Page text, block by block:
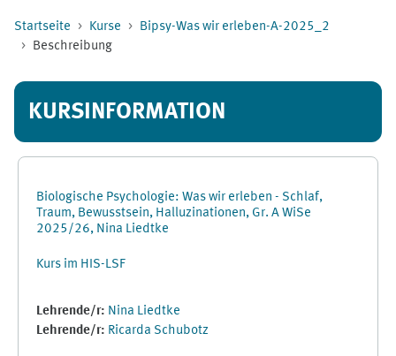
Startseite Kurse
Bipsy-Was wir erleben-A-2025_2
Beschreibung
KURSINFORMATION
Biologische Psychologie: Was wir erleben - Schlaf,
Traum, Bewusstsein, Halluzinationen, Gr. A WiSe
2025/26, Nina Liedtke
Kurs im HIS-LSF
Lehrende/r: Nina Liedtke
Lehrende/r: Ricarda Schubotz